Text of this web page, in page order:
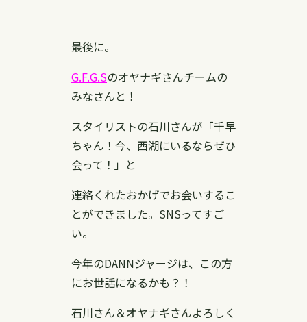
最後に。
G.F.G.Sのオヤナギさんチームの
みなさんと！
スタイリストの石川さんが「千早
ちゃん！今、西湖にいるならぜひ
会って！」と
連絡くれたおかげでお会いするこ
とができました。SNSってすご
い。
今年のDANNジャージは、この方
にお世話になるかも？！
石川さん＆オヤナギさんよろしく